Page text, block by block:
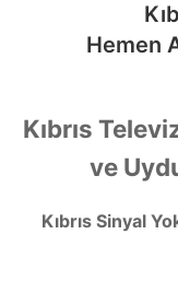
Hemen
Kıbrıs
ve
Kıbrıs Sinyal